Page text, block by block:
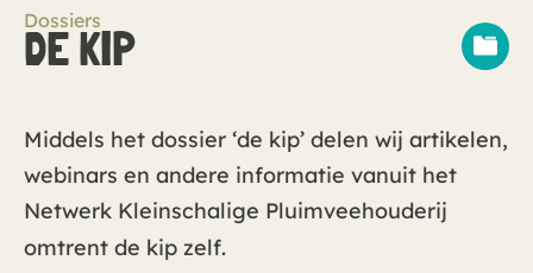
Dossiers
DE KIP
Middels het dossier ‘de kip’ delen wij artikelen,
webinars en andere informatie vanuit het
Netwerk Kleinschalige Pluimveehouderij
omtrent de kip zelf.